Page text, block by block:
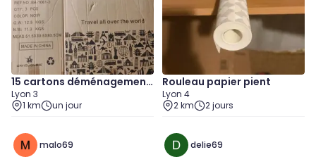
15 cartons déménagement
51 x 30 x 80 cm
Lyon 3
1 km
un jour
Rouleau papier pient
Lyon 4
2 km
2 jours
malo69 delie69